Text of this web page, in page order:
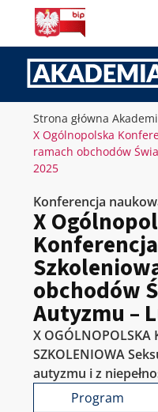
Strona główna
X Ogólnopolska
ramach obchodów
2025
Konferencja
X
obchodów
Autyzmu –
X OGÓLNOPOLSKA
SZKOLENIOWA
autyzmu i z
Program